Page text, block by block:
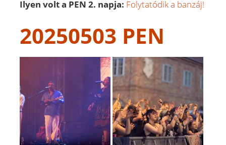
Ilyen volt a PEN 2. napja: Folytatódik a banzáj!
20250503 PEN